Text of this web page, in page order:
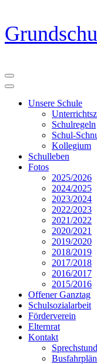
Zum
Inhalt
springen
Unsere Schule
Schulregeln
Schul-
Kollegium
Schulleben
Fotos
2025/2026
2024/2025
2023/2024
2022/2023
2021/2022
2020/2021
2019/2020
2018/2019
2017/2018
2016/2017
2015/2016
Offener Ganztag
Schulsozialarbeit
Förderverein
Elternrat
Kontakt